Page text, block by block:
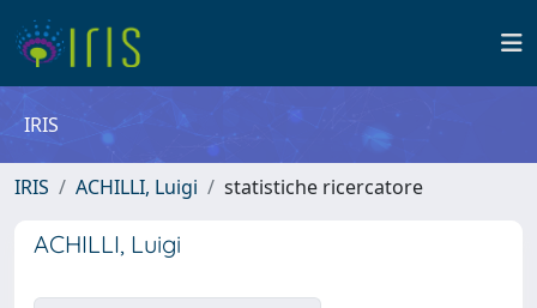
IRIS
IRIS ACHILLI, Luigi statistiche ricercatore
ACHILLI, Luigi